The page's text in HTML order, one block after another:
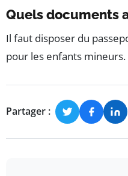
Quels documents
Il faut disposer du
pour les enfants mineurs.
Partager :